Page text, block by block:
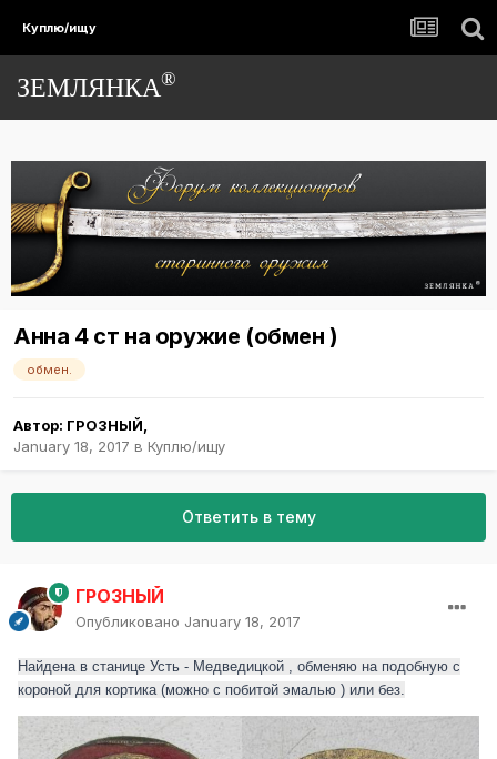
Куплю/ищу
ЗЕМЛЯНКА®
Анна 4 ст на оружие (обмен )
обмен.
Автор: ГРОЗНЫЙ
January 18, 2017 в Куплю/ищу
Ответить в тему
ГРОЗНЫЙ
Опубликовано January 18, 2017
Найдена в станице Усть - Медведицкой , обменяю на подобную с
короной для кортика (можно с побитой эмалью ) или без.